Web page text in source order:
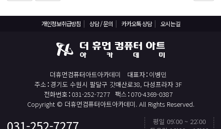
개인정보취급방침 상담 / 문의 카카오톡 상담 오시는길
더휴먼컴퓨터아트아카데미 대표자 이병민
주소 경기도 수원시 팔달구 갓매산로38, 다성프라자 3F
전화번호 031-252-7277 팩스 070-4369-0387
Copyright © 더휴먼컴퓨터아트아카데미. All Rights Reserved.
평일 09:00 ~ 22:00
TOP
컴퓨터활용능력2급(필기+실기) 및 ITQ자격증 취득(한글,엑셀,파워포인트)
전기기능사(필기+실기) 자격증 취득과정
포토샵 자격증 취득과정(GTQ1급)
일러스트 자격증 취득과정(GTQi 1급)
전산회계 1급 / FAT 1급 자격증 취득과정